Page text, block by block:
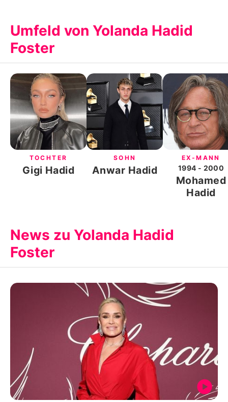
Umfeld von Yolanda Hadid
Foster
TOCHTER
Gigi Hadid
SOHN
Anwar Hadid
EX-MANN
1994 - 2000
Mohamed
Hadid
News zu Yolanda Hadid
Foster